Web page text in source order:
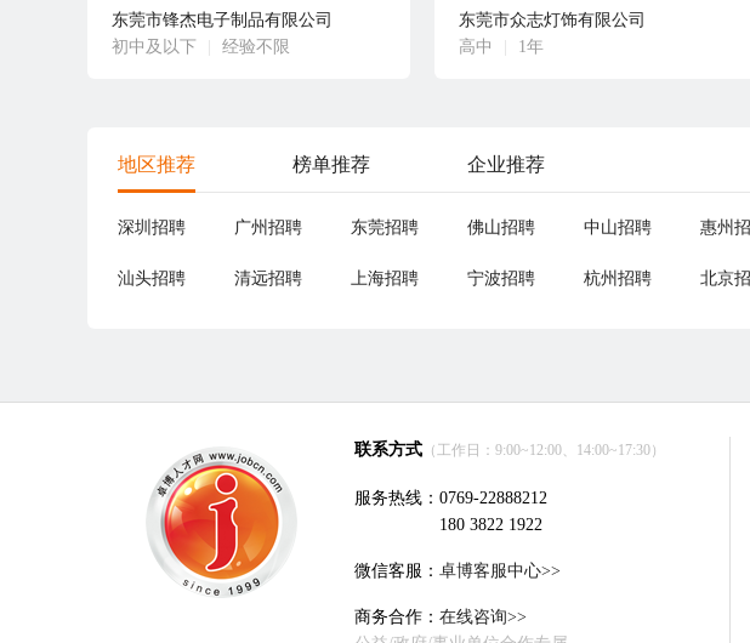
东莞市锋杰电子制品有限公司
初中及以下
经验不限
东莞市众志灯饰有限公司
高中
1年
地区推荐 榜单推荐 企业推荐
深圳招聘 广州招聘 东莞招聘 佛山招聘 中山招聘 惠州
汕头招聘 清远招聘 上海招聘 宁波招聘 杭州招聘 北京
联系方式 （工作日：9:00~12:00、14:00~17:30）
服务热线：0769-22888212
180 3822 1922
微信客服： 卓博客服中心>>
商务合作： 在线咨询>>